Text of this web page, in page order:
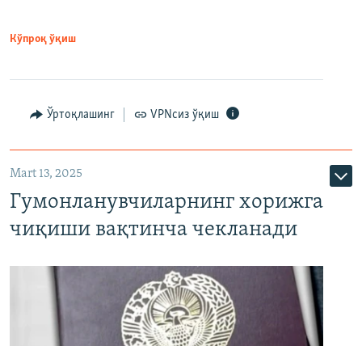
Кўпроқ ўқиш
Ўртоқлашинг VPNсиз ўқиш
Mart 13, 2025
Гумонланувчиларнинг хорижга
чиқиши вақтинча чекланади